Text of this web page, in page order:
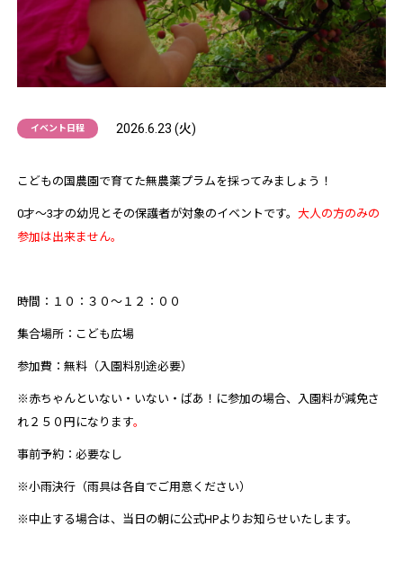
イベント日程 2026.6.23 (火)
こどもの国農園で育てた無農薬プラムを採ってみましょう！
0才～3才の幼児とその保護者が対象のイベントです。 大人の方のみの
参加は出来ません。
時間：１０：３０～１２：００
集合場所：こども広場
参加費：無料（入園料別途必要）
※赤ちゃんといない・いない・ばあ！に参加の場合、入園料が減免さ
れ２５０円になります。
事前予約：必要なし
※小雨決行（雨具は各自でご用意ください）
※中止する場合は、当日の朝に公式HPよりお知らせいたします。